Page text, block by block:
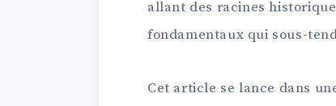
allant des racines
fondamentaux qui sous-
Cet article se lance dans